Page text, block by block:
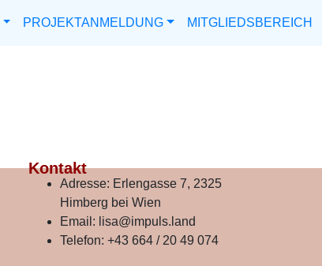
PROJEKTANMELDUNG MITGLIEDSBEREICH
Kontakt
Adresse: Erlengasse 7, 2325
Himberg bei Wien
Email: lisa@impuls.land
Telefon: +43 664 / 20 49 074